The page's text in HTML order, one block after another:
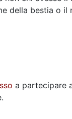
della bestia o il
a partecipare